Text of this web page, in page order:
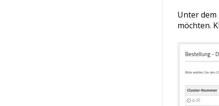
Unter
möchten.